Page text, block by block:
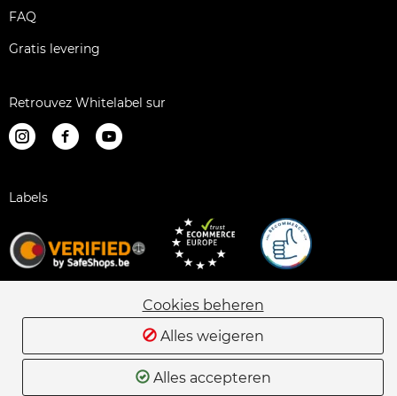
FAQ
Gratis levering
Retrouvez Whitelabel sur
Labels
Juridische informatie
Verkoopsvoorwaarden
Alternatieve geschillenbeslechting
Sitemap
Privacybeleid
Cookiebeleid
Wedstrijdregels
Beleid inzake klantbeoordelingen
Cookies beheren
Alles weigeren
Alles accepteren